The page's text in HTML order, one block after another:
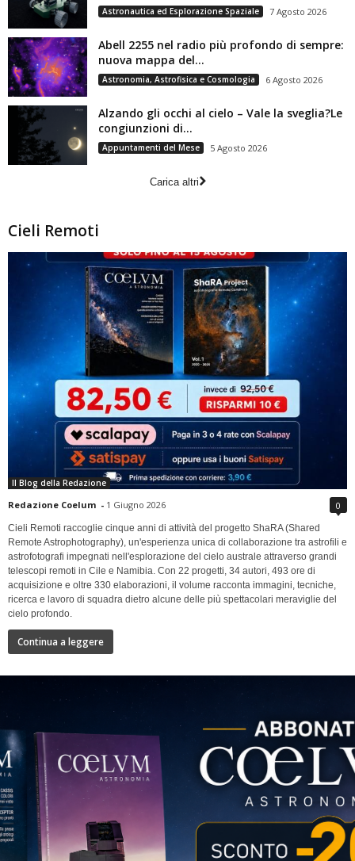
Astronautica ed Esplorazione Spaziale 7 Agosto 2026
Abell 2255 nel radio più profondo di sempre:
nuova mappa del...
Astronomia, Astrofisica e Cosmologia 6 Agosto 2026
Alzando gli occhi al cielo – Vale la sveglia?Le
congiunzioni di...
Appuntamenti del Mese 5 Agosto 2026
Carica altri
Cieli Remoti
Il Blog della Redazione
Redazione Coelum - 1 Giugno 2026 0
Cieli Remoti raccoglie cinque anni di attività del progetto ShaRA (Shared
Remote Astrophotography), un'esperienza unica di collaborazione tra astrofili e
astrofotografi impegnati nell'esplorazione del cielo australe attraverso grandi
telescopi remoti in Cile e Namibia. Con 22 progetti, 34 autori, 493 ore di
acquisizione e oltre 330 elaborazioni, il volume racconta immagini, tecniche,
ricerca e lavoro di squadra dietro alcune delle più spettacolari meraviglie del
cielo profondo.
Continua a leggere